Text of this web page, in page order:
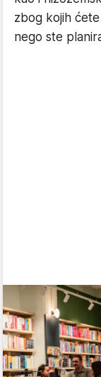
zbog kojih
nego ste